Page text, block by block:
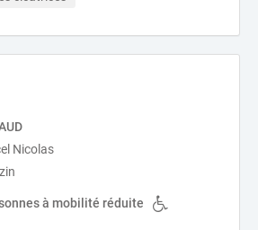
Nicolas
à mobilité réduite